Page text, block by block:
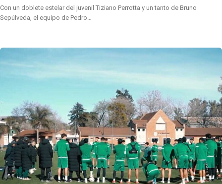
Con un doblete estelar del juvenil Tiziano Perrotta y un tanto de Bruno
Sepúlveda, el equipo de Pedro…